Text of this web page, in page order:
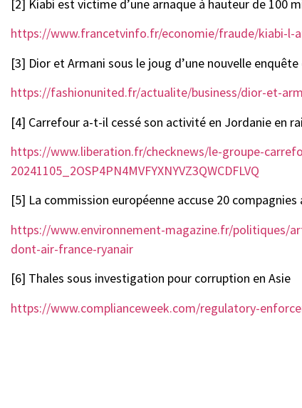
[2] Kiabi est victime d’une arnaque à hauteur de 100
https://www.francetvinfo.fr/economie/fraude/kiabi-l-
[3] Dior et Armani sous le joug d’une nouvelle
https://fashionunited.fr/actualite/business/dior-et-
[4] Carrefour a-t-il cessé son activité en Jordanie en
https://www.liberation.fr/checknews/le-groupe-
20241105_2OSP4PN4MVFYXNYVZ3QWCDFLVQ
[5] La commission européenne accuse 20
https://www.environnement-magazine.fr/politiques/
dont-air-france-ryanair
[6] Thales sous investigation pour corruption en Asie
https://www.complianceweek.com/regulatory-